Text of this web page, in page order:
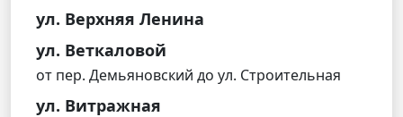
ул. Верхняя Ленина
ул. Веткаловой
от пер. Демьяновский до ул. Строительная
ул. Витражная